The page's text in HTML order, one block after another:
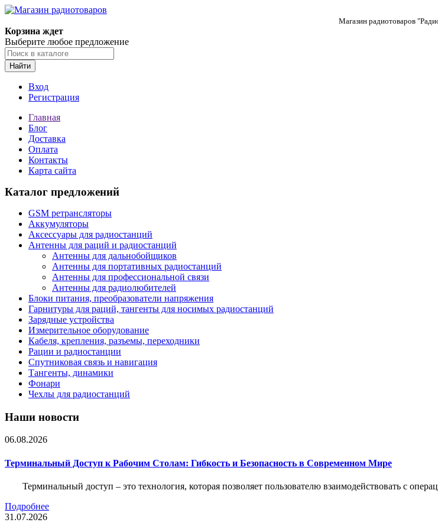
Магазин радиотоваров
Корзина ждет
Выберите любое предложение
Найти
Вход
Регистрация
Главная
Блог
Доставка
Оплата
Контакты
Карта сайта
Каталог предложений
GSM ретрансляторы
Аккумуляторы
Аксессуары для радиостанций
Антенны для раций и радиостанций
Антенны для дальнобойщиков
Антенны для портативных радиостанций
Антенны для профессиональной связи
Антенны для радиолюбителей
Блоки питания, преобразователи напряжения
Гарнитуры для раций, тангенты для носимых радиостанций
Зарядные устройства
Измерительное оборудование
Кабеля, крепления, разъемы, переходники
Рации и радиостанции
Спутниковая связь и навигация
Тангенты, динамики
Фонари
Чехлы для радиостанций
Наши новости
06.08.2026
Терминальный Доступ к Рабочим Столам: Гибкость и Безопасность в Современном Мире
Терминальный доступ – это технология, которая позволяет пользователю взаимодействовать с
Подробнее
31.07.2026